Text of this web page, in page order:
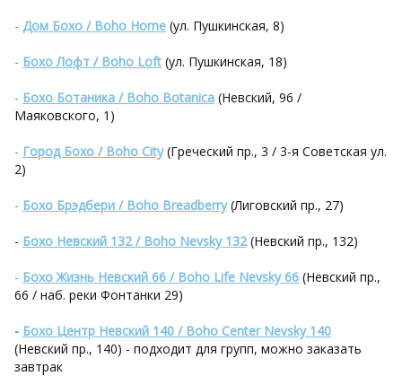
- Дом Бохо / Boho Home (ул. Пушкинская, 8)
- Бохо Лофт / Boho Loft (ул. Пушкинская, 18)
- Бохо Ботаника / Boho Botanica (Невский, 96 /
Маяковского, 1)
- Город Бохо / Boho City (Греческий пр., 3 / 3-я Советская ул.
2)
- Бохо Брэдбери / Boho Breadberry (Лиговский пр., 27)
- Бохо Невский 132 / Boho Nevsky 132 (Невский пр., 132)
- Бохо Жизнь Невский 66 / Boho Life Nevsky 66 (Невский пр.,
66 / наб. реки Фонтанки 29)
- Бохо Центр Невский 140 / Boho Center Nevsky 140
(Невский пр., 140) - подходит для групп, можно заказать
завтрак